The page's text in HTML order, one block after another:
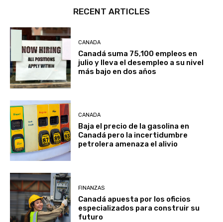
RECENT ARTICLES
CANADA
Canadá suma 75,100 empleos en
julio y lleva el desempleo a su nivel
más bajo en dos años
CANADA
Baja el precio de la gasolina en
Canadá pero la incertidumbre
petrolera amenaza el alivio
FINANZAS
Canadá apuesta por los oficios
especializados para construir su
futuro